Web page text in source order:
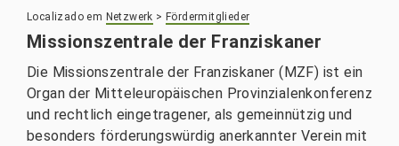
Localizado em Netzwerk > Fördermitglieder
Missionszentrale der Franziskaner
Die Missionszentrale der Franziskaner (MZF) ist ein
Organ der Mitteleuropäischen Provinzialenkonferenz
und rechtlich eingetragener, als gemeinnützig und
besonders förderungswürdig anerkannter Verein mit